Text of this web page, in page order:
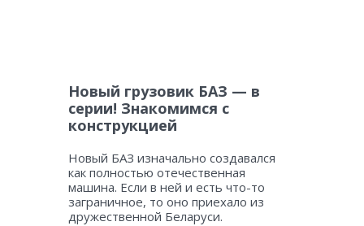
Новый грузовик БАЗ — в
серии! Знакомимся с
конструкцией
Новый БАЗ изначально создавался
как полностью отечественная
машина. Если в ней и есть что-то
заграничное, то оно приехало из
дружественной Беларуси.